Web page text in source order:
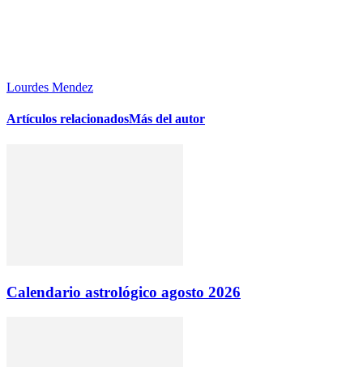
Lourdes Mendez
Artículos relacionadosMás del autor
Calendario astrológico agosto 2026